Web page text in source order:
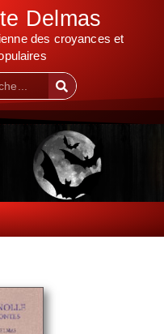
Delmas
des croyances et